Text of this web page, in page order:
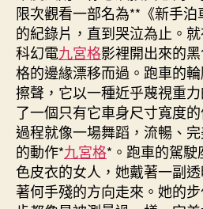
限次觀看一部名為**《新手泊
的紀錄片，直到哭泣為止。
科幻電九宮格影裡開出來的
格的邊緣漂移而過。跑車的
擦聲，它以一種近乎蔑視重
了一個只有它車身尺寸寬度
過程就像一場舞蹈，流暢、
的動作*九宮格*。跑車的駕
色皮衣的女人，她戴著一副
著何手殘的方向走來。她的